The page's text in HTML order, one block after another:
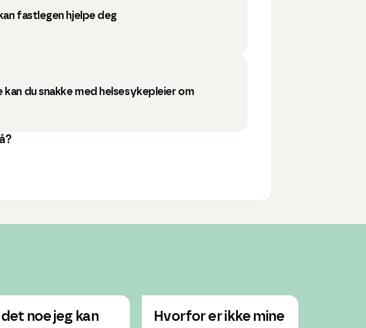
fastlegen hjelpe deg
du snakke med helsesykepleier om
det noe jeg kan
Hvorfor er ikke mine